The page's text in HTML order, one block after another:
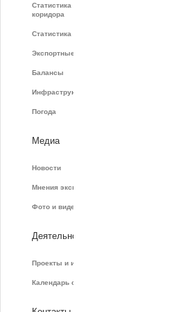
Статистика зернового
коридора
Статистика фрахта
Экспортные показатели
Балансы
Инфраструктура
Погода
Медиа
Новости
Мнения экспертов
Фото и видео
Деятельность
Проекты и инициативы
Календарь событий